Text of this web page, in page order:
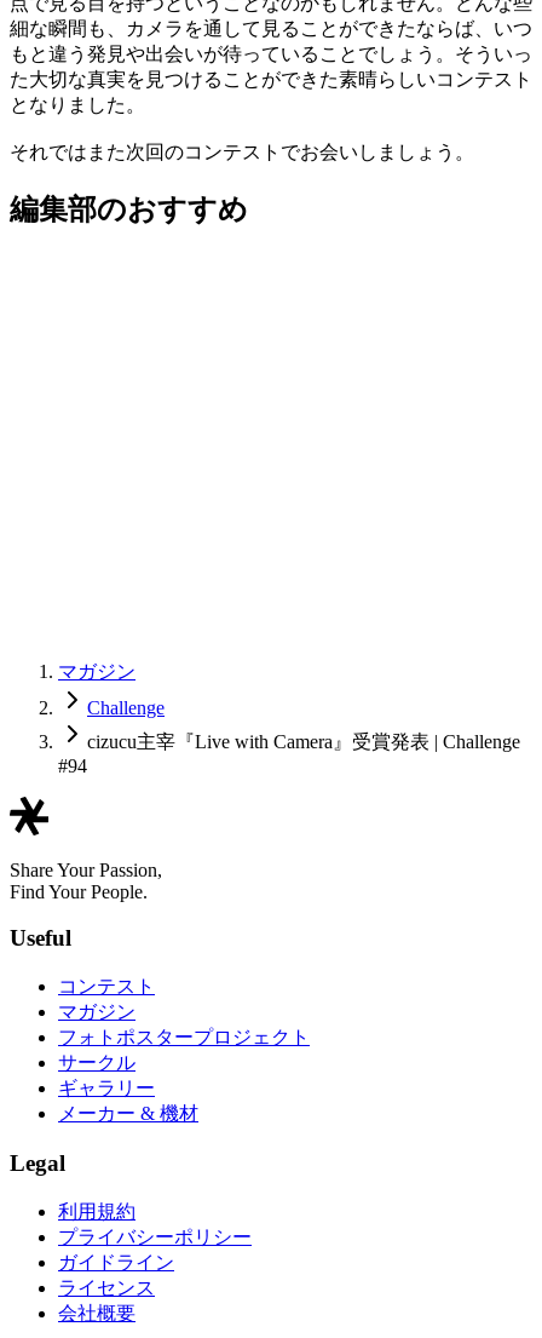
細な瞬間も、カメラを通して見ることができたならば、いつ
もと違う発見や出会いが待っていることでしょう。そういっ
た大切な真実を見つけることができた素晴らしいコンテスト
となりました。
それではまた次回のコンテストでお会いしましょう。
編集部のおすすめ
マガジン
Challenge
cizucu主宰『Live with Camera』受賞発表 | Challenge
#94
Share Your Passion,
Find Your People.
Useful
コンテスト
マガジン
フォトポスタープロジェクト
サークル
ギャラリー
メーカー & 機材
Legal
利用規約
プライバシーポリシー
ガイドライン
ライセンス
会社概要